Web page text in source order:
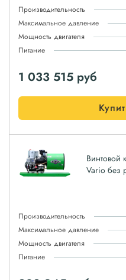
Производительность
Максимальное давление
Мощность двигателя
Питание
1 033 515 руб
Винтовой
Vario без
Производительность
Максимальное давление
Мощность двигателя
Питание